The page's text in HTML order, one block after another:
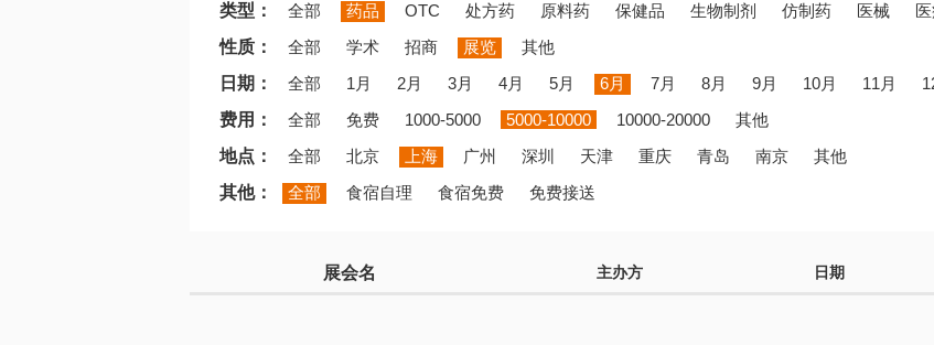
类型： 全部 药品 OTC 处方药 原料药 保健品 生物制剂 仿制药 医械
性质：
全部 学术 招商 展览
其他
日期：
全部 1月 2月 3月 4月 5月 6月 7月 8月 9月 10月 11月
费用：
全部 免费 1000-5000 5000-10000 10000-20000
其他
地点：
全部 北京 上海 广州 深圳 天津 重庆 青岛 南京
其他
其他：
全部 食宿自理 食宿免费 免费接送
展会名 主办方 日期